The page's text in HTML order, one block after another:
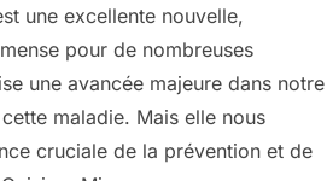
une excellente nouvelle,
pour de nombreuses
une avancée majeure dans notre
maladie. Mais elle nous
cruciale de la prévention et de